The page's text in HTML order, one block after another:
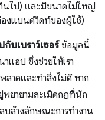
นไป) และมีขนาดไม่ใหญ่
องแบนด์วิดท์ของผู้ใช้)
บเบราว์เซอร์ข้อมูลนี้
แอป ซึ่งช่วยให้เรา
ลาดและทำสิ่งไม่ดี หาก
พยายามละเมิดกฎที่นัก
บล้างลักษณะการทำงาน